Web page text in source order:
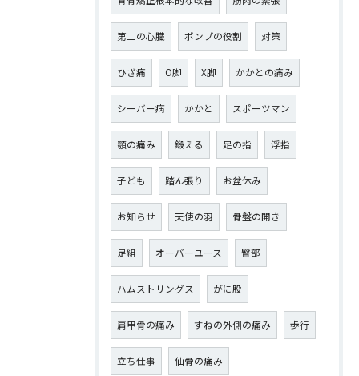
第二の心臓 ポンプの役割 対策
ひざ痛 О脚 X脚 かかとの痛み
シーバー病 かかと スポーツマン
顎の痛み 鍛える 足の指 浮指
子ども 踏ん張り お盆休み
お知らせ 天使の羽 骨盤の開き
足組 オーバーユース 臀部
ハムストリングス がに股
肩甲骨の痛み すねの外側の痛み 歩行
立ち仕事 仙骨の痛み